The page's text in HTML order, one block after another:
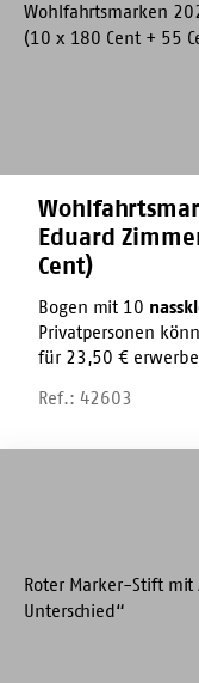
Eduard
Cent)
Bogen mit 10
Privatpersonen
für 23,50 €
Ref.: 42603
(10
Cent)